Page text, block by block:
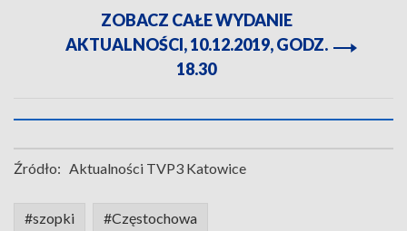
ZOBACZ CAŁE WYDANIE
AKTUALNOŚCI, 10.12.2019, GODZ.
18.30
Źródło: Aktualności TVP3 Katowice
#szopki #Częstochowa